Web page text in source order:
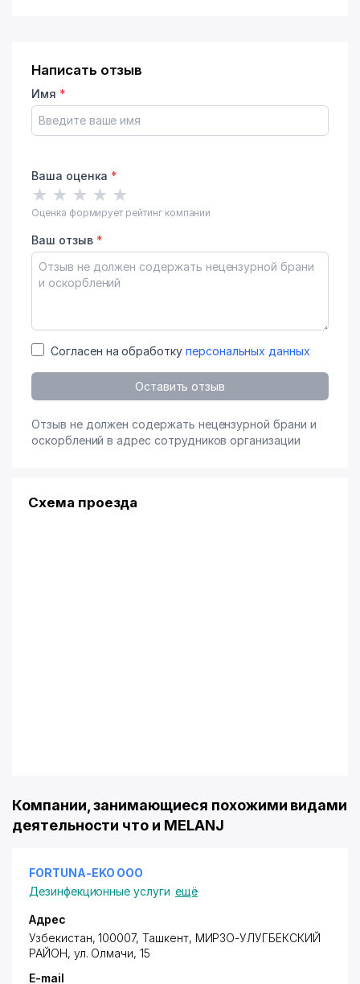
Написать отзыв
Имя *
Ваша оценка *
★ ★ ★ ★ ★
Оценка формирует рейтинг компании
Ваш отзыв *
Согласен на обработку персональных данных
Оставить отзыв
Отзыв не должен содержать нецензурной брани и
оскорблений в адрес сотрудников организации
Схема проезда
Компании, занимающиеся похожими видами
деятельности что и MELANJ
FORTUNA-EKO ООО
Дезинфекционные услуги ещё
Адрес
Узбекистан, 100007, Ташкент, МИРЗО-УЛУГБЕКСКИЙ
РАЙОН, ул. Олмачи, 15
E-mail